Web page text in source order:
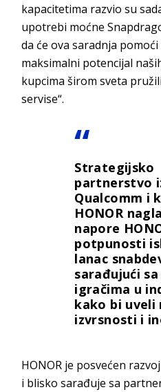
kapacitetima razvio su
upotrebi moćne
da će ova saradnja
maksimalni potencijal
kupcima širom sveta
servise“.
Strategijsko
partnerstvo
Qualcomm i
HONOR
napore
potpunosti
lanac
sarađujući
igračima u
kako bi uveli
izvrsnosti i
HONOR je posvećen
i blisko sarađuje sa